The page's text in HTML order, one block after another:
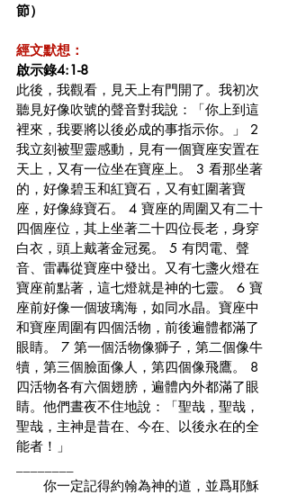
節）
經文默想：
啟示錄4:1-8
此後，我觀看，見天上有門開了。我初次
聽見好像吹號的聲音對我說：「你上到這
裡來，我要將以後必成的事指示你。」 2
我立刻被聖靈感動，見有一個寶座安置在
天上，又有一位坐在寶座上。 3 看那坐著
的，好像碧玉和紅寶石，又有虹圍著寶
座，好像綠寶石。 4 寶座的周圍又有二十
四個座位，其上坐著二十四位長老，身穿
白衣，頭上戴著金冠冕。 5 有閃電、聲
音、雷轟從寶座中發出。又有七盞火燈在
寶座前點著，這七燈就是神的七靈。 6 寶
座前好像一個玻璃海，如同水晶。寶座中
和寶座周圍有四個活物，前後遍體都滿了
眼睛。 7 第一個活物像獅子，第二個像牛
犢，第三個臉面像人，第四個像飛鷹。 8
四活物各有六個翅膀，遍體內外都滿了眼
睛。他們晝夜不住地說：「聖哉，聖哉，
聖哉，主神是昔在、今在、以後永在的全
能者！」
你一定記得約翰為神的道，並爲耶穌